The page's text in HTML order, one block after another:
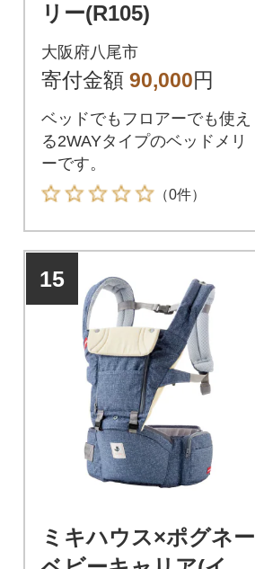
リー(R105)
大阪府八尾市
寄付金額 90,000円
ベッドでもフロアーでも使え
る2WAYタイプのベッドメリ
ーです。
（0件）
15
ミキハウス×ポグネー